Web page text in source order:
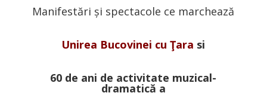
Manifestări și spectacole ce marchează
Unirea Bucovinei cu Ţara si
60 de ani de activitate muzical-
dramatică a